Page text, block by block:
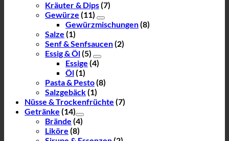
Kräuter & Dips(7)
Gewürze (11)
Gewürzmischungen(8)
Salze (1)
Senf & Senfsaucen(2)
Essig & Öl(5)
Essige (4)
Öl(1)
Pasta & Pesto(8)
Salzgebäck(1)
Nüsse & Trockenfrüchte (7)
Getränke (14)
Brände (4)
Liköre (8)